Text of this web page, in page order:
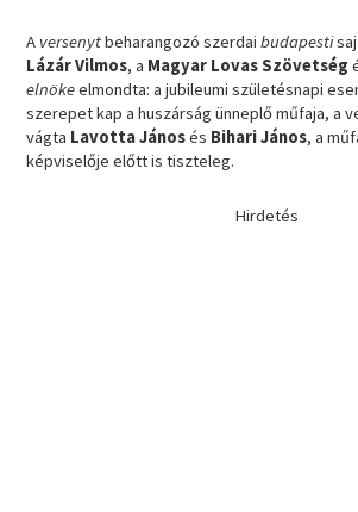
A versenytbeharangozó szerdaibudapesti
Lázár Vilmos, a Magyar Lovas Szövetség
elnökeelmondta: a jubileumi születésnapi
szerepet kap a huszárság ünneplő műfaja, a
vágta Lavotta Jánosés Bihari János, a
képviselője előtt is tiszteleg.
Hirdetés